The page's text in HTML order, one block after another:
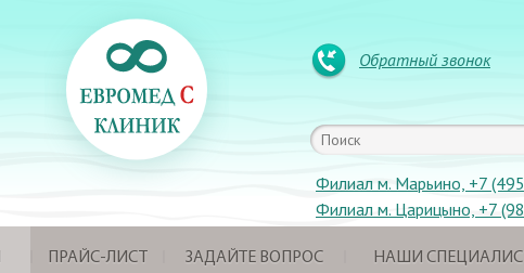
Обратный звонок
Филиал м. Марьино, +7
Филиал м. Царицыно, +7
ПРАЙС-ЛИСТ ЗАДАЙТЕ ВОПРОС НАШИ